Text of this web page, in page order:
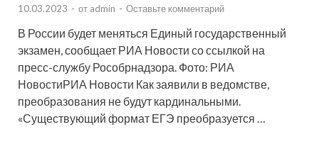
10.03.2023 - от admin - Оставьте комментарий
В России будет меняться Единый государственный
экзамен, сообщает РИА Новости со ссылкой на
пресс-службу Рособрнадзора. Фото: РИА
НовостиРИА Новости Как заявили в ведомстве,
преобразования не будут кардинальными.
«Существующий формат ЕГЭ преобразуется …